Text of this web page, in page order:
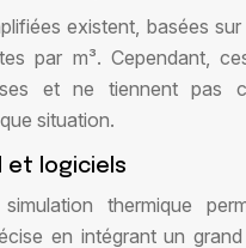
existent, basées
par m³. Cependant,
et ne tiennent pas
situation.
et logiciels
thermique
en intégrant un